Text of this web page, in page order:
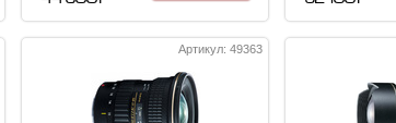
Артикул: 49363